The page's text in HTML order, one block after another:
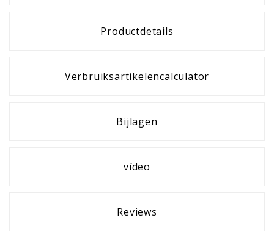
Productdetails
Verbruiksartikelencalculator
Bijlagen
vídeo
Reviews